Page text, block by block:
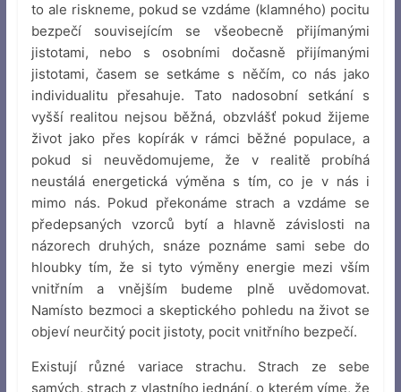
to ale riskneme, pokud se vzdáme (klamného) pocitu
bezpečí souvisejícím se všeobecně přijímanými
jistotami, nebo s osobními dočasně přijímanými
jistotami, časem se setkáme s něčím, co nás jako
individualitu přesahuje. Tato nadosobní setkání s
vyšší realitou nejsou běžná, obzvlášť pokud žijeme
život jako přes kopírák v rámci běžné populace, a
pokud si neuvědomujeme, že v realitě probíhá
neustálá energetická výměna s tím, co je v nás i
mimo nás. Pokud překonáme strach a vzdáme se
předepsaných vzorců bytí a hlavně závislosti na
názorech druhých, snáze poznáme sami sebe do
hloubky tím, že si tyto výměny energie mezi vším
vnitřním a vnějším budeme plně uvědomovat.
Namísto bezmoci a skeptického pohledu na život se
objeví neurčitý pocit jistoty, pocit vnitřního bezpečí.
Existují různé variace strachu. Strach ze sebe
samých, strach z vlastního jednání, o kterém víme, že